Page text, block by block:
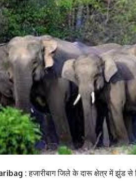
: हजारीबाग जिले के दारू क्षेत्र में झुंड से